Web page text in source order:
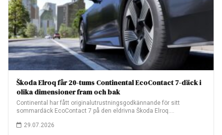
Škoda Elroq får 20-tums Continental EcoContact 7-däck i
olika dimensioner fram och bak
Continental har fått originalutrustningsgodkännande för sitt
sommardäck EcoContact 7 på den eldrivna Škoda Elroq.
29.07.2026